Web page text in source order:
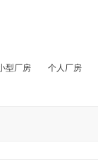
型厂房 个人厂房